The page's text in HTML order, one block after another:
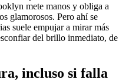
mete manos y obliga a
glamorosos. Pero ahí se
suele empujar a mirar más
del brillo inmediato, de
incluso si falla